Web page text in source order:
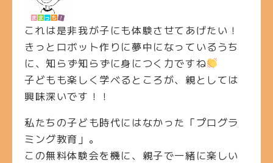
これは是非我が子にも体験させてあげたい！
きっとロボット作りに夢中になっているうち
に、知らず知らずに身につく力ですね
子どもも楽しく学べるところが、親としては
興味深いです！！
私たちの子ども時代にはなかった「プログラ
ミング教育」。
この無料体験会を機に、親子で一緒に楽しい